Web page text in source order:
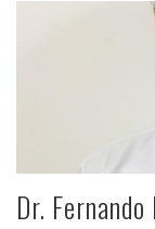
Dr.